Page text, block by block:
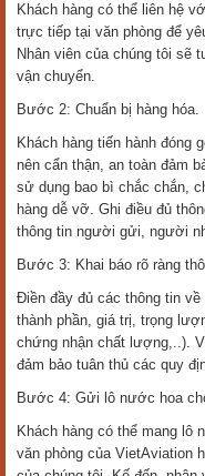
Khách hàng có thể liên hệ
trực tiếp tại văn phòng để
Nhân viên của chúng tôi sẽ
vận chuyển.
Bước 2: Chuẩn bị hàng hóa.
Khách hàng tiến hành đóng
nên cẩn thận, an toàn đảm
sử dụng bao bì chắc chắn,
hàng dễ vỡ. Ghi điều đủ
thông tin người gửi, người
Bước 3: Khai báo rõ ràng
Điền đầy đủ các thông tin
thành phần, giá trị, trọng
chứng nhận chất lượng,..).
đảm bảo tuân thủ các quy
Bước 4: Gửi lô nước hoa
Khách hàng có thể mang lô
văn phòng của VietAviation